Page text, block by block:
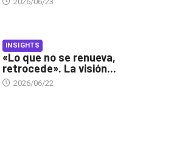
INSIGHTS
«Lo que no se renueva,
retrocede». La visión...
2026/06/22